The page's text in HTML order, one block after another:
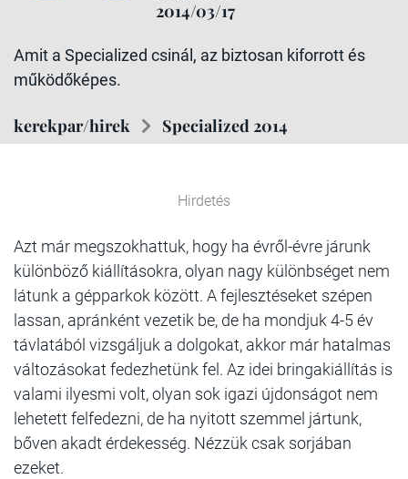
2014/03/17
Amit a Specialized csinál, az biztosan kiforrott és
működőképes.
kerekpar/hirek Specialized 2014
Hirdetés
Azt már megszokhattuk, hogy ha évről-évre járunk
különböző kiállításokra, olyan nagy különbséget nem
látunk a gépparkok között. A fejlesztéseket szépen
lassan, apránként vezetik be, de ha mondjuk 4-5 év
távlatából vizsgáljuk a dolgokat, akkor már hatalmas
változásokat fedezhetünk fel. Az idei bringakiállítás is
valami ilyesmi volt, olyan sok igazi újdonságot nem
lehetett felfedezni, de ha nyitott szemmel jártunk,
bőven akadt érdekesség. Nézzük csak sorjában
ezeket.